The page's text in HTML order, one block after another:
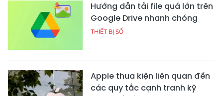
Hướng dẫn tải file quá lớn trên
Google Drive nhanh chóng
THIẾT BỊ SỐ
Apple thua kiện liên quan đến
các quy tắc cạnh tranh kỹ